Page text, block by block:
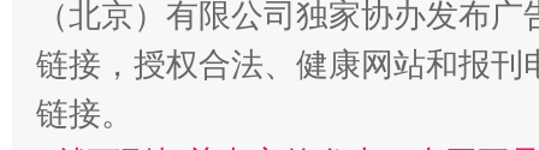
生
（北京）有限公司独家协办发布
链接，授权合法、健康网站和报
链接。